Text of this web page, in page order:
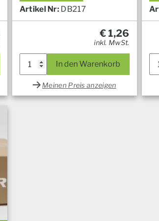
Artikel Nr: DB217
€1,26
inkl. MwSt.
In den Warenkorb
Meinen Preis anzeigen